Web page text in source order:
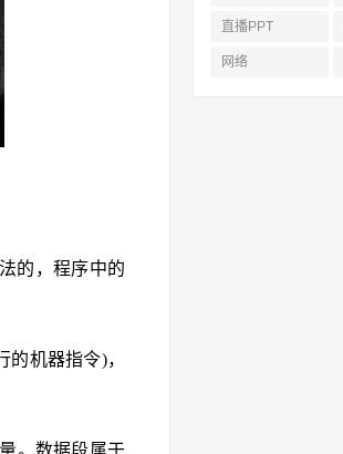
的，程序中的
机器指令)，
直播PPT
网络